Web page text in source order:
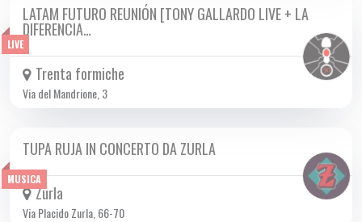
LIVE
SAB 09/11 2024
LATAM FUTURO REUNIÓN [TONY GALLARDO LIVE + LA
DIFERENCIA…
Trenta formiche
Via del Mandrione, 3
MUSICA
SAB 09/11 2024
TUPA RUJA IN CONCERTO DA ZURLA
Zurla
Via Placido Zurla, 66-70